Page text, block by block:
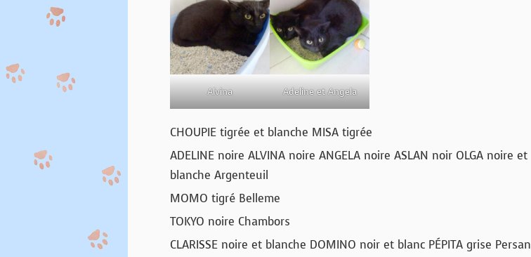
Alvina Adeline et Angela
CHOUPIE tigrée et blanche MISA tigrée
ADELINE noire ALVINA noire ANGELA noire ASLAN noir OLGA noire et
blanche Argenteuil
MOMO tigré Belleme
TOKYO noire Chambors
CLARISSE noire et blanche DOMINO noir et blanc PÉPITA grise Persan